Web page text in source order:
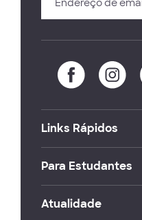
Links Rápidos
Para Estudantes
Atualidade